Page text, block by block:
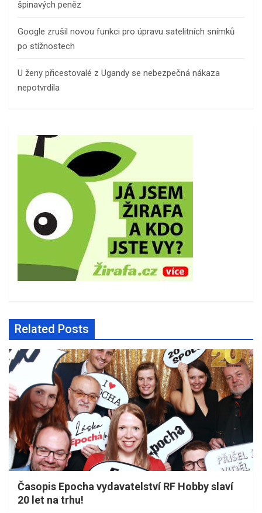
špinavých peněz
Google zrušil novou funkci pro úpravu satelitních snímků
po stížnostech
U ženy přicestovalé z Ugandy se nebezpečná nákaza
nepotvrdila
Related Posts
Časopis Epocha vydavatelství RF Hobby slaví
20 let na trhu!